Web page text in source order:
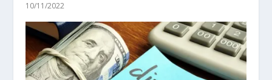
10/11/2022